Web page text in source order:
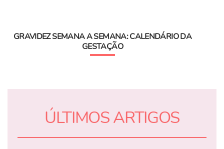
GRAVIDEZ SEMANA A SEMANA: CALENDÁRIO DA
GESTAÇÃO
ÚLTIMOS ARTIGOS